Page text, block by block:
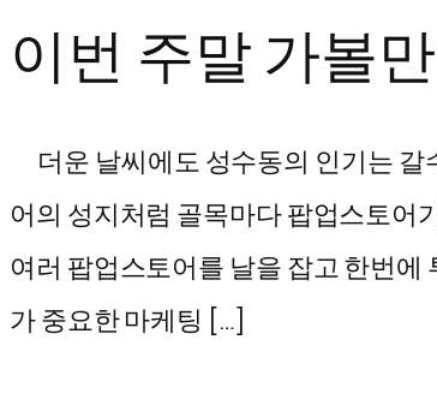
로
바
기
이번 주말 가볼
더운 날씨에도 성수동의 인기는 갈
어의 성지처럼 골목마다 팝업스토어
여러 팝업스토어를 날을 잡고 한번에
가 중요한 마케팅 […]